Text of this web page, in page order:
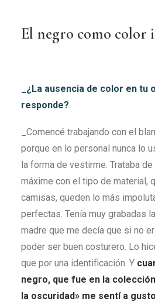
El negro como color
_¿La ausencia de color en tu
responde?
_Comencé trabajando con el
porque en lo personal nunca lo
la forma de vestirme. Trataba
máxime con el tipo de material,
camisas, queden lo más
perfectas. Tenía muy grabadas
madre que me decía que si no
poder ser buen costurero. Lo
que por una identificación. Y
negro, que fue en la colección
la oscuridad» me sentí a